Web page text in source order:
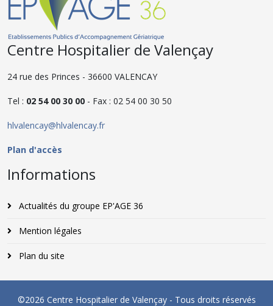
Centre Hospitalier de Valençay
24 rue des Princes - 36600 VALENCAY
Tel : 02 54 00 30 00 - Fax : 02 54 00 30 50
hlvalencay@hlvalencay.fr
Plan d'accès
Informations
Actualités du groupe EP'AGE 36
Mention légales
Plan du site
©2026 Centre Hospitalier de Valençay - Tous droits réservés